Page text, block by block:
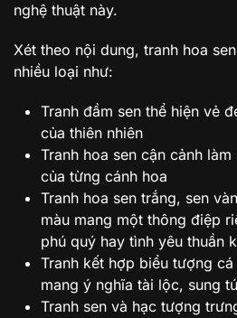
nghệ thuật này.
Xét theo nội dung, tranh hoa
nhiều loại như:
Tranh đầm sen thể hiện vẻ
của thiên nhiên
Tranh hoa sen cận cảnh
của từng cánh hoa
Tranh hoa sen trắng, sen
màu mang một thông điệp
phú quý hay tình yêu thuần
Tranh kết hợp biểu tượng
mang ý nghĩa tài lộc, sung
Tranh sen và hạc tượng